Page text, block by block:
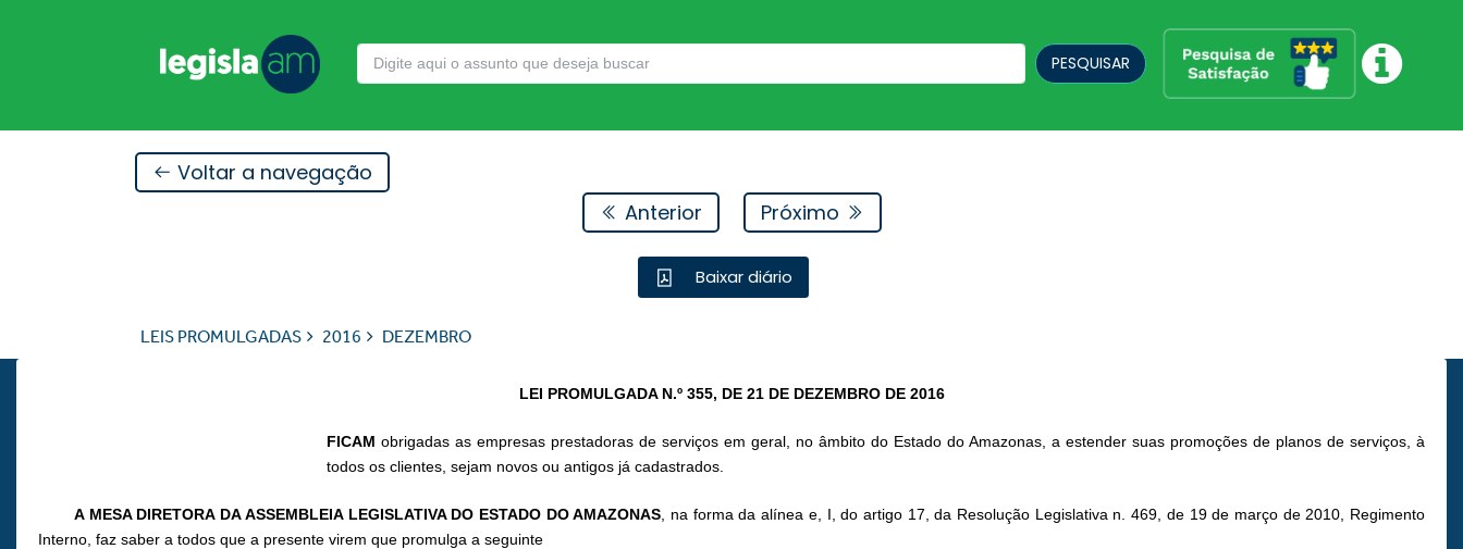
PESQUISAR
Voltar a navegação
Anterior
Próximo
Baixar diário
LEIS PROMULGADAS 2016 DEZEMBRO
LEI PROMULGADA N.º 355, DE 21 DE DEZEMBRO DE 2016
FICAM obrigadas as empresas prestadoras de serviços em geral, no âmbito do Estado do Amazonas, a estender suas promoções de planos de serviços, à
todos os clientes, sejam novos ou antigos já cadastrados.
A MESA DIRETORA DA ASSEMBLEIA LEGISLATIVA DO ESTADO DO AMAZONAS , na forma da alínea e, I, do artigo 17, da Resolução Legislativa n. 469, de 19 de março de 2010, Regimento
Interno, faz saber a todos que a presente virem que promulga a seguinte